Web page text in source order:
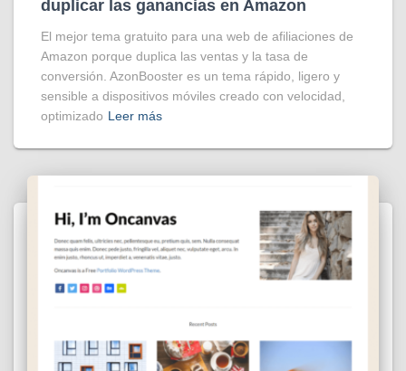
duplicar las ganancias en Amazon
El mejor tema gratuito para una web de afiliaciones de
Amazon porque duplica las ventas y la tasa de
conversión. AzonBooster es un tema rápido, ligero y
sensible a dispositivos móviles creado con velocidad,
optimizado Leer más